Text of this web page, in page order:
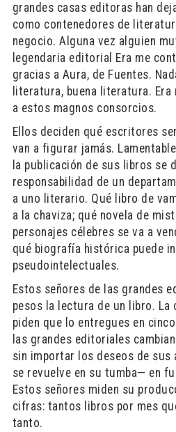
grandes casas editoras han
como contenedores de
negocio. Alguna vez alguien
legendaria editorial Era me
gracias a Aura, de Fuentes.
literatura, buena literatura.
a estos magnos consorcios.
Ellos deciden qué escritores
van a figurar jamás.
la publicación de sus libros se
responsabilidad de un
a uno literario. Qué libro de
a la chaviza; qué novela de
personajes célebres se va a
qué biografía histórica puede
pseudointelectuales.
Estos señores de las grandes
pesos la lectura de un libro. La
piden que lo entregues en
las grandes editoriales
sin importar los deseos de sus
se revuelve en su tumba— en
Estos señores miden su
cifras: tantos libros por mes
tanto.